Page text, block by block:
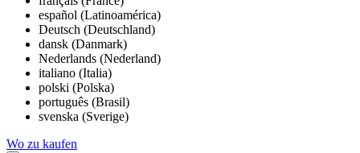
español (Latinoamérica)
Deutsch (Deutschland)
dansk (Danmark)
Nederlands (Nederland)
italiano (Italia)
polski (Polska)
português (Brasil)
svenska (Sverige)
Wo zu kaufen